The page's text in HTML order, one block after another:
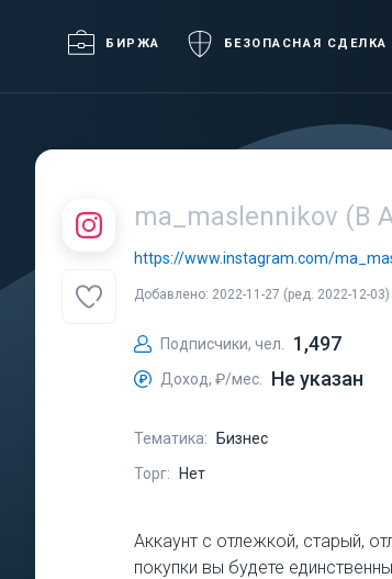
БИРЖА БЕЗОПАСНАЯ СДЕЛКА
ma_maslennikov (В
https://www.instagram.com/
Добавлено: 2022-11-27 (ред. 2022-12-03)
Подписчики, чел. 1,497
Доход, ₽/мес. Не указан
Тематика:
Бизнес
Торг:
Нет
Аккаунт с отлежкой, старый,
покупки вы будете